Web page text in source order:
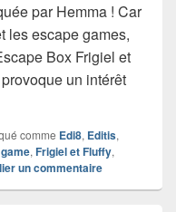
par Hemma ! Car
les escape games,
Box Frigiel et
un intérêt
de l’Escape Box
comme Edi8, Editis,
, Frigiel et Fluffy,
un commentaire